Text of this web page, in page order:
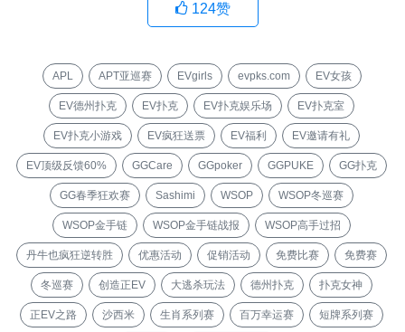
124赞
APL APT亚巡赛 EVgirls evpks.com EV女孩
EV德州扑克 EV扑克 EV扑克娱乐场 EV扑克室
EV扑克小游戏 EV疯狂送票 EV福利 EV邀请有礼
EV顶级反馈60% GGCare GGpoker GGPUKE GG扑克
GG春季狂欢赛 Sashimi WSOP WSOP冬巡赛
WSOP金手链 WSOP金手链战报 WSOP高手过招
丹牛也疯狂逆转胜 优惠活动 促销活动 免费比赛 免费赛
冬巡赛 创造正EV 大逃杀玩法 德州扑克 扑克女神
正EV之路 沙西米 生肖系列赛 百万幸运赛 短牌系列赛